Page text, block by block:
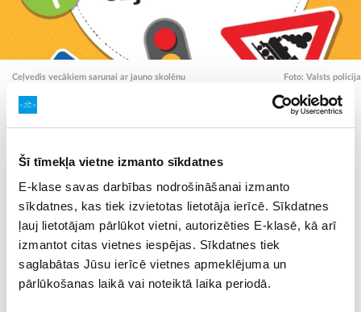
Šī tīmekļa vietne izmanto sīkdatnes
E-klase savas darbības nodrošināšanai izmanto
sīkdatnes, kas tiek izvietotas lietotāja ierīcē. Sīkdatnes
ļauj lietotājam pārlūkot vietni, autorizēties E-klasē, kā arī
izmantot citas vietnes iespējas. Sīkdatnes tiek
saglabātas Jūsu ierīcē vietnes apmeklējuma un
pārlūkošanas laikā vai noteiktā laika periodā.
Ceļvedis vecākiem sarunai ar jauno skolēnu Foto: Valsts policija
Lai gan tiesiskais regulējums ļauj bērnam atrasties
jau no septiņu gadu vecuma, Valsts policija
informē, ka vecākiem tomēr ir jāizvērtē, vai bērns
tam ir gatavs, un jāpārrunā, kā rīkoties neierastās
situācijās.
Lai atbalstītu jauno skolēnu vecākus, Valsts policija
sagatavojusi materiālu, kas ir īss ceļvedis vecākiem par
galvenajiem drošības jautājumiem, ko nepieciešams